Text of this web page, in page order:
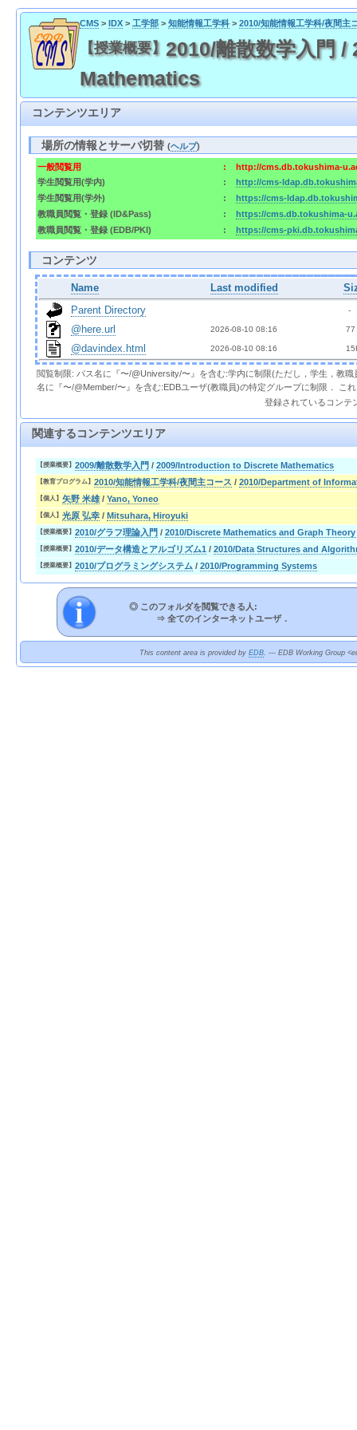
CMS> IDX> 工学部> 知能情報工学科> 2010/知能情報工学科/夜間主
【授業概要】 2010/離散数学入門
Mathematics
コンテンツエリア
場所の情報とサーバ切替(ヘルプ)
一般閲覧用 :
http://cms.db.tokushima-
学生閲覧用(学内)
:
http://cms-
学生閲覧用(学外)
:
https://cms-
教職員閲覧・登録 (ID&Pass)
:
https://cms.db.tokushima-
教職員閲覧・登録 (EDB/PKI)
: https://cms-
コンテンツ
Name Last modified
Parent Directory
  -
@here.url 2026-08-10 08:16 77
@davindex.html 2026-08-10 08:16
閲覧制限: パス名に『〜/@University/〜』を含む:学内に制限(ただし，学生，教
名に『〜/@Member/〜』を含む:EDBユーザ(教職員)の特定グループに制限． こ
登録されているコンテ
関連するコンテンツエリア
【授業概要】 2009/離散数学入門 / 2009/Introduction to Discrete Mathematics
【教育プログラム】 2010/知能情報工学科/夜間主コース / 2010/Department of
【個人】 矢野 米雄/ Yano, Yoneo
【個人】 光原 弘幸 / Mitsuhara, Hiroyuki
【授業概要】 2010/グラフ理論入門 / 2010/Discrete Mathematics and Graph Theory
【授業概要】 2010/データ構造とアルゴリズム1 / 2010/Data Structures and
【授業概要】 2010/プログラミングシステム / 2010/Programming Systems
◎ このフォルダを閲覧できる人:
⇒ 全てのインターネットユーザ．
This content area is provided by EDB. --- EDB Working Group